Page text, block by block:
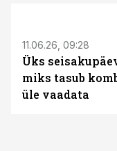
11.06.26, 09:28
Üks
miks tasub
üle vaadata